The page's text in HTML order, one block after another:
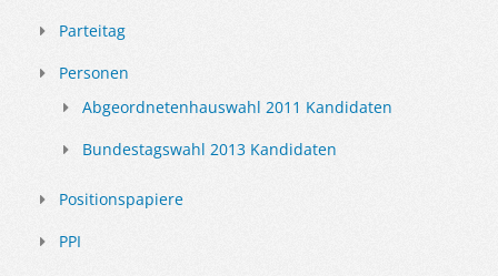
Parteitag
Personen
Abgeordnetenhauswahl 2011 Kandidaten
Bundestagswahl 2013 Kandidaten
Positionspapiere
PPI